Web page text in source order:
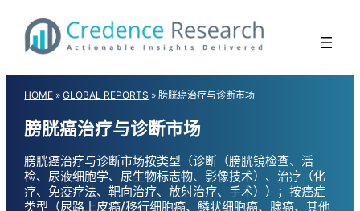
content
HOME »GLOBAL REPORTS »膀胱癌治疗与诊断市场
膀胱癌治疗与诊断市场
膀胱癌治疗与诊断市场按类型（诊断（膀胱镜检查、活
检、尿液细胞学、尿生物标志物、影像技术）、治疗（化
疗、免疫疗法、靶向治疗、放射治疗、手术））；按癌症
类型（尿路上皮癌/移行细胞癌、鳞状细胞癌、腺癌、其他